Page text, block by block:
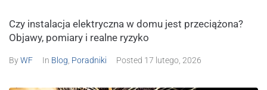
Czy instalacja elektryczna w domu jest przeciążona?
Objawy, pomiary i realne ryzyko
ByWF In Blog Poradniki Posted 17 lutego, 2026